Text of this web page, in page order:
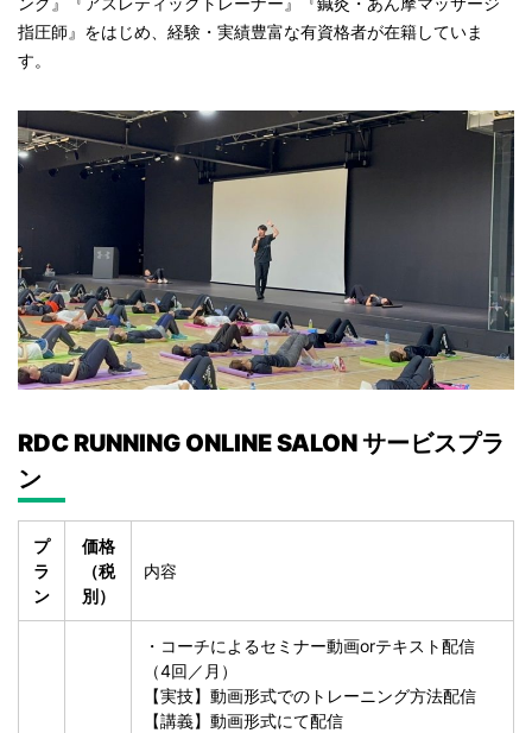
指圧師』をはじめ、経験・実績豊富な有資格者が在籍していま
す。
RDC RUNNING ONLINE SALON サービスプラ
ン
プ
ラ
ン
価格
（税
別）
内容
・コーチによるセミナー動画orテキスト配信
（4回／月）
【実技】動画形式でのトレーニング方法配信
【講義】動画形式にて配信